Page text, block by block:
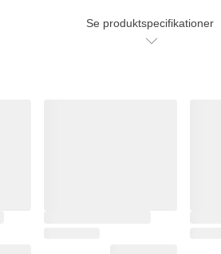
Se produktspecifikationer